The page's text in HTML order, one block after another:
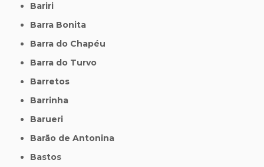
Bariri
Barra Bonita
Barra do Chapéu
Barra do Turvo
Barretos
Barrinha
Barueri
Barão de Antonina
Bastos